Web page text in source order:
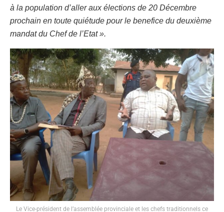
à la population d’aller aux élections de 20 Décembre
prochain en toute quiétude pour le benefice du deuxième
mandat du Chef de l’Etat ».
Le Vice-président de l’assemblée provinciale et les chefs traditionnels ce